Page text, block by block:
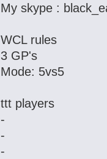
My skype :
WCL rules
3 GP's
Mode: 5vs5
ttt players
-
-
-